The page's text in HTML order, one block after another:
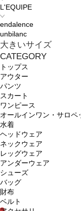
L'EQUIPE
endalence
unbilanc
大きいサイズ
CATEGORY
トップス
アウター
パンツ
スカート
ワンピース
オールインワン・サロペ
水着
ヘッドウェア
ネックウェア
レッグウェア
アンダーウェア
シューズ
バッグ
財布
ベルト